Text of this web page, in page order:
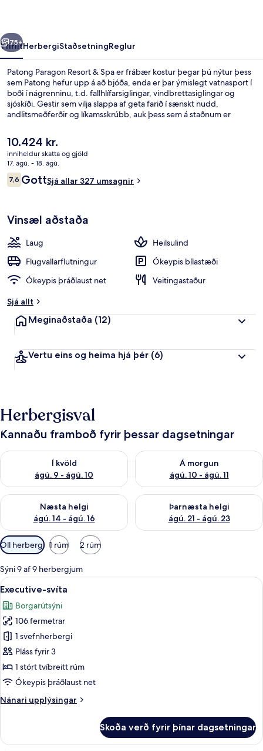
Næsta
75+
YfirlitHerbergiStaðsetningReglur
Patong Paragon Resort & Spa er frábær kostur þegar þú nýtur þess
sem Patong hefur upp á að bjóða, enda er þar ýmislegt vatnasport í
boði í nágrenninu, t.d. fallhlífarsiglingar, vindbrettasiglingar og
sjóskíði. Gestir sem vilja slappa af geta farið í sænskt nudd,
andlitsmeðferðir og líkamsskrúbb, auk þess sem á staðnum er
sem er með útsýni yfir sundlaugina, er sjávarréttir í hávegum höfð og
boðið er upp á kvöldverð. Meðal annarra þæginda sem þú getur
hlakkað til að njóta á þessu orlofssvæði fyrir vandláta eru bar við
sundlaugarbakkann, líkamsræktaraðstaða og gufubað. Aðrir gestir
hafa sagt að meðal helstu kosta gististaðarins sé hjálpsamt starfsfólk.
Núverandi
verð
er
10.424 kr.
10.424 kr.
inniheldur skatta og gjöld
17. ágú. - 18. ágú.
Umsagnir
7,67,6 af 10
GottSjá allar 327 umsagnir
Vinsæl aðstaða
Laug
Heilsulind
Flugvallarflutningur
Ókeypis bílastæði
Ókeypis þráðlaust net
Veitingastaður
Sjá allt
Meginaðstaða (12)
Vertu eins og heima hjá þér (6)
Herbergisval
Kannaðu framboð fyrir þessar dagsetningar
Í kvöld
ágú. 9 - ágú. 10
Athuga framboð í kvöld ágú. 9 - ágú. 10
Á morgun
ágú. 10 - ágú. 11
Athuga framboð á morgun
Næsta helgi
ágú. 14 - ágú. 16
Athuga framboð næstu helgi ágú. 14 - ágú. 16
Þarnæsta helgi
ágú. 21 - ágú. 23
Athuga framboð þarnæstu
Síur
í
boði
fyrir
herbergi
Öll herbergi 1 rúm 2 rúm
Sýni 9 af 9 herbergjum
Skoða
allar
myndir
fyrir
Executive-
svíta
Executive-svíta | Öryggishólf í
8
Executive-svíta
Borgarútsýni
106 fermetrar
1 svefnherbergi
Pláss fyrir 3
1 stórt tvíbreitt rúm
Ókeypis þráðlaust net
Nánari upplýsingar
Nánari
svíta
Skoða verð fyrir þínar dagsetningar